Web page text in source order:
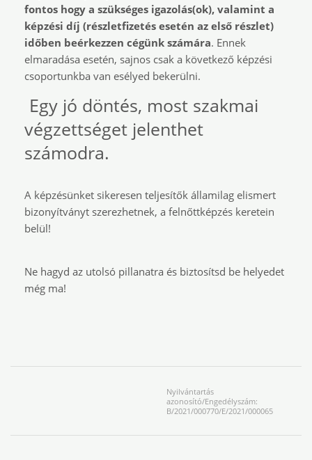
fontos hogy a szükséges igazolás(ok), valamint a
képzési díj (részletfizetés esetén az első részlet)
időben beérkezzen cégünk számára. Ennek
elmaradása esetén, sajnos csak a következő képzési
csoportunkba van esélyed bekerülni.
Egy jó döntés, most szakmai
végzettséget jelenthet
számodra.
A képzésünket sikeresen teljesítők államilag elismert
bizonyítványt szerezhetnek, a felnőttképzés keretein
belül!
Ne hagyd az utolsó pillanatra és biztosítsd be helyedet
még ma!
Nyilvántartás
azonosító/Engedélyszám:
B/2021/000770/E/2021/000065